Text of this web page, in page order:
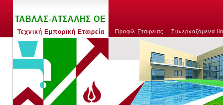
Τεχνική Εμπορική Εταιρεία Προφίλ Εταιρείας Συνεργαζόμενα